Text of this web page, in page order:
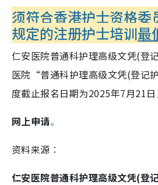
须符合香港护士资格委
规定的注册护士培训最
仁安医院普通科护理高级文凭(登
医院“普通科护理高级文凭(登记
度截止报名日期为2025年7月21
网上申请。
资料来源︰
仁安医院普通科护理高级文凭(登